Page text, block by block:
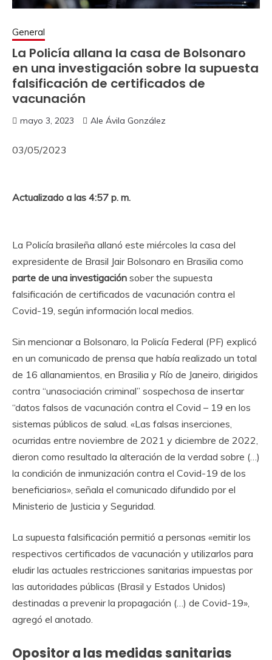
General
La Policía allana la casa de Bolsonaro
en una investigación sobre la supuesta
falsificación de certificados de
vacunación
mayo 3, 2023 Ale Ávila González
03/05/2023
Actualizado a las 4:57 p. m.
La Policía brasileña allanó este miércoles la casa del
expresidente de Brasil Jair Bolsonaro en Brasilia como
parte de una investigación sober the supuesta
falsificación de certificados de vacunación contra el
Covid-19, según información local medios.
Sin mencionar a Bolsonaro, la Policía Federal (PF) explicó
en un comunicado de prensa que había realizado un total
de 16 allanamientos, en Brasilia y Río de Janeiro, dirigidos
contra “unasociación criminal” sospechosa de insertar
“datos falsos de vacunación contra el Covid – 19 en los
sistemas públicos de salud. «Las falsas inserciones,
ocurridas entre noviembre de 2021 y diciembre de 2022,
dieron como resultado la alteración de la verdad sobre (…)
la condición de inmunización contra el Covid-19 de los
beneficiarios», señala el comunicado difundido por el
Ministerio de Justicia y Seguridad.
La supuesta falsificación permitió a personas «emitir los
respectivos certificados de vacunación y utilizarlos para
eludir las actuales restricciones sanitarias impuestas por
las autoridades públicas (Brasil y Estados Unidos)
destinadas a prevenir la propagación (…) de Covid-19»,
agregó el anotado.
Opositor a las medidas sanitarias